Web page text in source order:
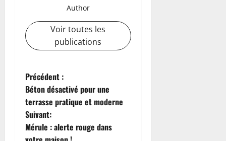
Author
Voir toutes les
publications
N
a
v
Précédent :
Béton désactivé pour une
terrasse pratique et moderne
Suivant:
Mérule : alerte rouge dans